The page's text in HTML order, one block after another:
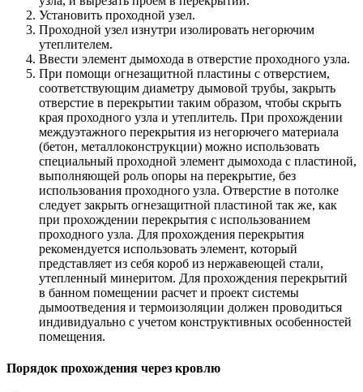
Установить проходной узел.
Проходной узел изнутри изолировать негорючим
утеплителем.
Ввести элемент дымохода в отверстие проходного узла.
При помощи огнезащитной пластины с отверстием,
соответствующим диаметру дымовой трубы, закрыть
отверстие в перекрытии таким образом, чтобы скрыть
края проходного узла и утеплитель. При прохождении
междуэтажного перекрытия из негорючего материала
(бетон, металлоконструкции) можно использовать
специальный проходной элемент дымохода с пластиной,
выполняющей роль опоры на перекрытие, без
использования проходного узла. Отверстие в потолке
следует закрыть огнезащитной пластиной так же, как
при прохождении перекрытия с использованием
проходного узла. Для прохождения перекрытия
рекомендуется использовать элемент, который
представляет из себя короб из нержавеющей стали,
утепленный минеритом. Для прохождения перекрытий
в банном помещении расчет и проект системы
дымоотведения и термоизоляции должен проводиться
индивидуально с учетом конструктивных особенностей
помещения.
Порядок прохождения через кровлю